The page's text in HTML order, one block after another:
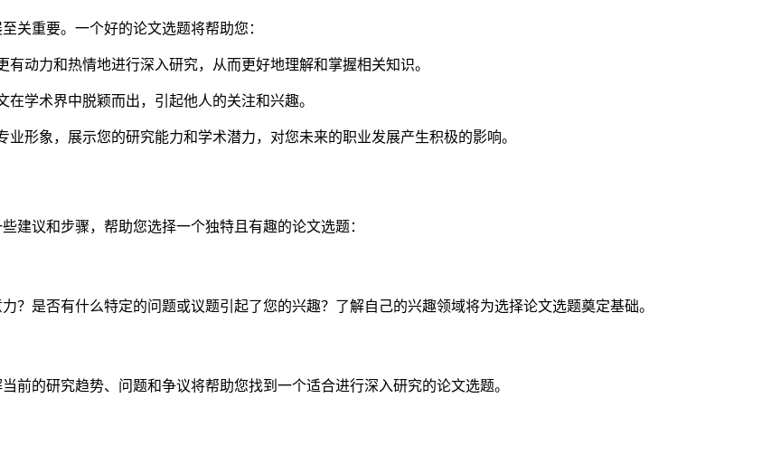
关重要。一个好的论文选题将帮助您：
动力和热情地进行深入研究，从而更好地理解和掌握相关知识。
学术界中脱颖而出，引起他人的关注和兴趣。
形象，展示您的研究能力和学术潜力，对您未来的职业发展产生积极的影响。
建议和步骤，帮助您选择一个独特且有趣的论文选题：
？是否有什么特定的问题或议题引起了您的兴趣？了解自己的兴趣领域将为选择论文选题奠定基础。
前的研究趋势、问题和争议将帮助您找到一个适合进行深入研究的论文选题。